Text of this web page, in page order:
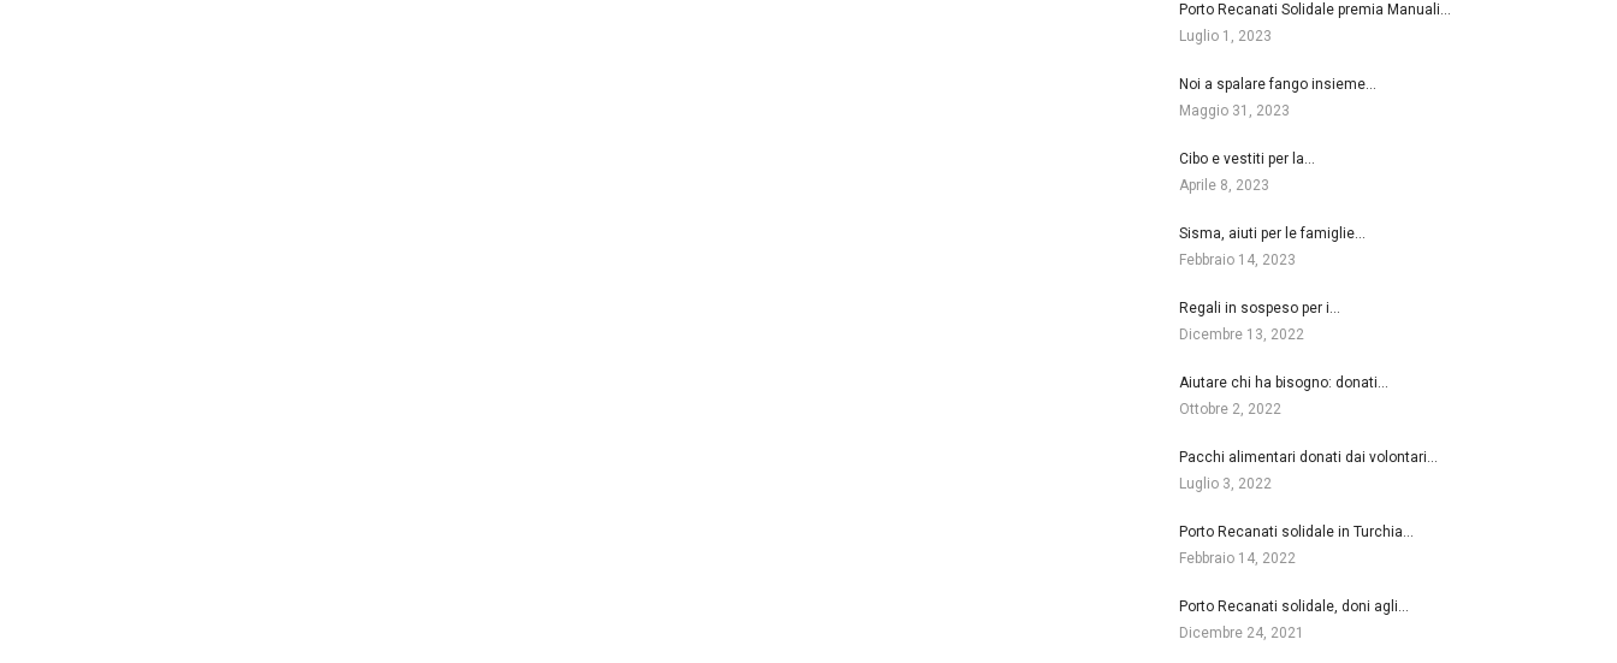
Porto Recanati Solidale premia Manuali…
Luglio 1, 2023
Noi a spalare fango insieme…
Maggio 31, 2023
Cibo e vestiti per la…
Aprile 8, 2023
Sisma, aiuti per le famiglie…
Febbraio 14, 2023
Regali in sospeso per i…
Dicembre 13, 2022
Aiutare chi ha bisogno: donati…
Ottobre 2, 2022
Pacchi alimentari donati dai volontari…
Luglio 3, 2022
Porto Recanati solidale in Turchia…
Febbraio 14, 2022
Porto Recanati solidale, doni agli…
Dicembre 24, 2021